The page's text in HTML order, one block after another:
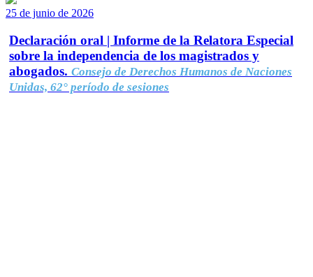
25 de junio de 2026
Declaración oral | Informe de la Relatora Especial
sobre la independencia de los magistrados y
abogados. Consejo de Derechos Humanos de Naciones
Unidas, 62° período de sesiones